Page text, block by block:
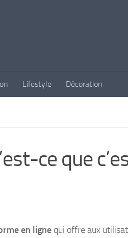
Lifestyle Décoration
ce que
·
en ligne qui offre aux